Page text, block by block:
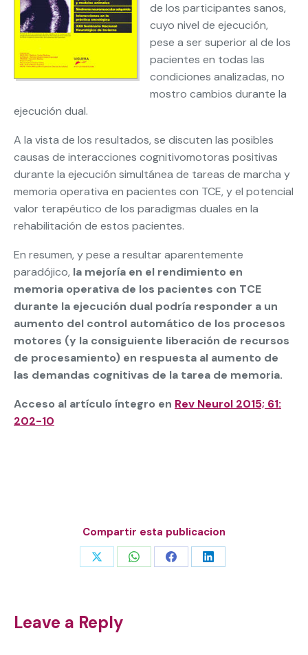
de los participantes sanos,
cuyo nivel de ejecución,
pese a ser superior al de los
pacientes en todas las
condiciones analizadas, no
mostro cambios durante la
ejecución dual.
A la vista de los resultados, se discuten las posibles
causas de interacciones cognitivomotoras positivas
durante la ejecución simultánea de tareas de marcha y
memoria operativa en pacientes con TCE, y el potencial
valor terapéutico de los paradigmas duales en la
rehabilitación de estos pacientes.
En resumen, y pese a resultar aparentemente
paradójico, la mejoría en el rendimiento en
memoria operativa de los pacientes con TCE
durante la ejecución dual podría responder a un
aumento del control automático de los procesos
motores (y la consiguiente liberación de recursos
de procesamiento) en respuesta al aumento de
las demandas cognitivas de la tarea de memoria.
Acceso al artículo íntegro en Rev Neurol 2015; 61:
202-10
Compartir esta publicacion
Share Share Share Share
Leave a Reply